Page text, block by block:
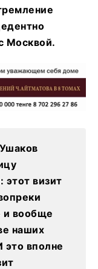
Москвой.
этот визит
и вообще
наших
это вполне